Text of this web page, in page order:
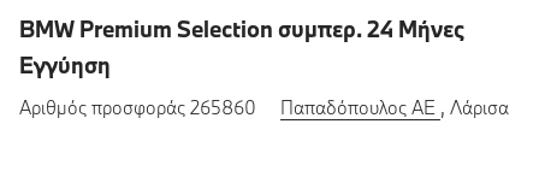
BMW Premium Selection συμπερ. 24 Μήνες
Εγγύηση
Αριθμός προσφοράς 265860 Παπαδόπουλος ΑΕ , Λάρισα